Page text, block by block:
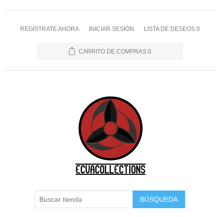
REGÍSTRATE AHORA INICIAR SESIÓN LISTA DE DESEOS 0
CARRITO DE COMPRAS 0
BÚSQUEDA